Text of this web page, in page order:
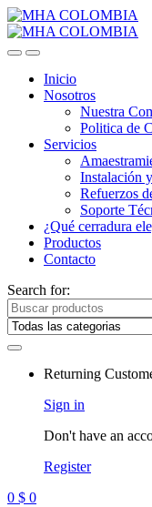
Inicio
Nosotros
Nuestra
Politica de
Servicios
Instalación
Refuerzos
Soporte
¿Qué cerradura
Productos
Contacto
Search for:
Returning
Sign in
Don't have an
Register
0 $ 0